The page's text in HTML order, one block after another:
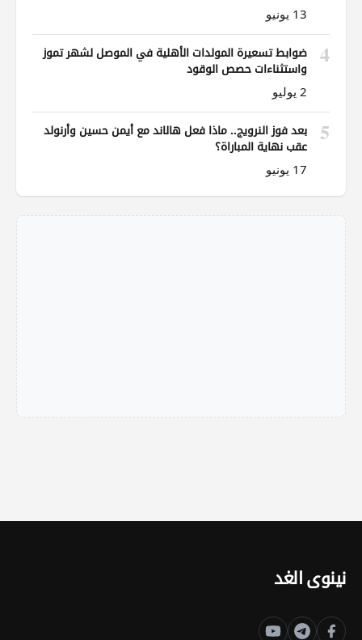
13 يونيو
4
ضوابط تسعيرة المولدات الأهلية في الموصل لشهر تموز
واستثناءات حصص الوقود
2 يوليو
5
بعد فوز النرويج.. ماذا فعل هالاند مع أيمن حسين وأرنولد
عقب نهاية المباراة؟
17 يونيو
نينوى الغد